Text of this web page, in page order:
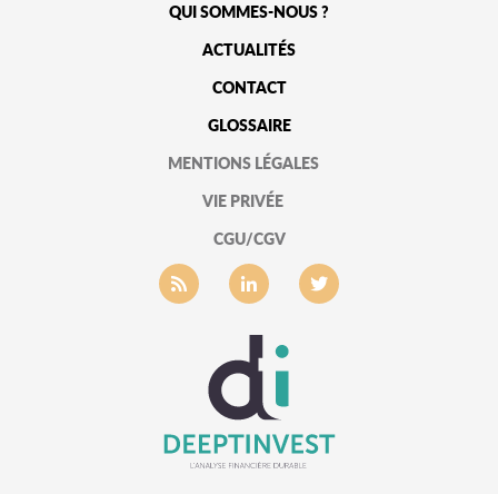
QUI SOMMES-NOUS ?
ACTUALITÉS
CONTACT
GLOSSAIRE
MENTIONS LÉGALES
VIE PRIVÉE
CGU/CGV